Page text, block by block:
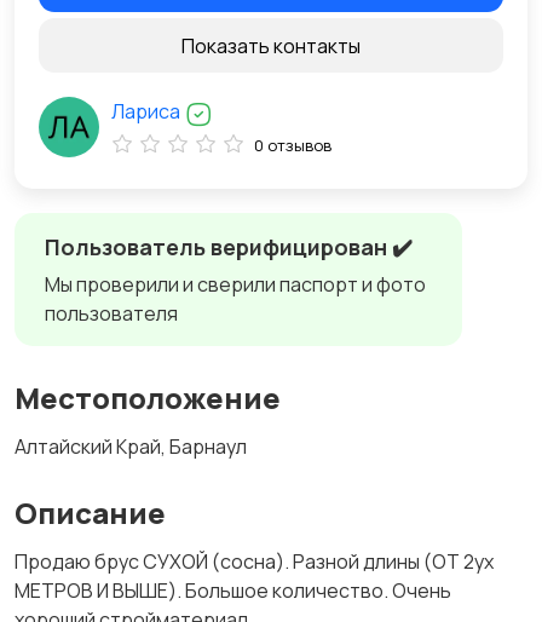
Пользователь верифицирован ✔️
Мы проверили и сверили паспорт и фото
пользователя
Местоположение
Алтайский Край, Барнаул
Описание
Продаю брус СУХОЙ (сосна). Разной длины (ОТ 2ух
МЕТРОВ И ВЫШЕ). Большое количество. Очень
Показать контакты
Лариса
0 отзывов